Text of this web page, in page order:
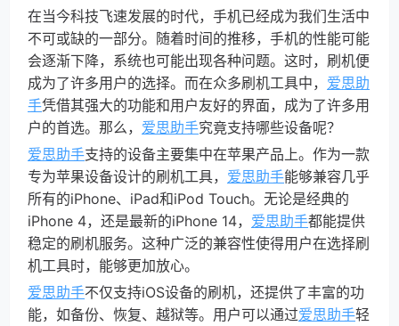
在当今科技飞速发展的时代，手机已经成为我们生活中
不可或缺的一部分。随着时间的推移，手机的性能可能
会逐渐下降，系统也可能出现各种问题。这时，刷机便
成为了许多用户的选择。而在众多刷机工具中， 爱思助
手凭借其强大的功能和用户友好的界面，成为了许多用
户的首选。那么， 爱思助手究竟支持哪些设备呢？
爱思助手支持的设备主要集中在苹果产品上。作为一款
专为苹果设备设计的刷机工具， 爱思助手能够兼容几乎
所有的iPhone、iPad和iPod Touch。无论是经典的
iPhone 4，还是最新的iPhone 14， 爱思助手都能提供
稳定的刷机服务。这种广泛的兼容性使得用户在选择刷
机工具时，能够更加放心。
爱思助手不仅支持iOS设备的刷机，还提供了丰富的功
能，如备份、恢复、越狱等。用户可以通过爱思助手轻